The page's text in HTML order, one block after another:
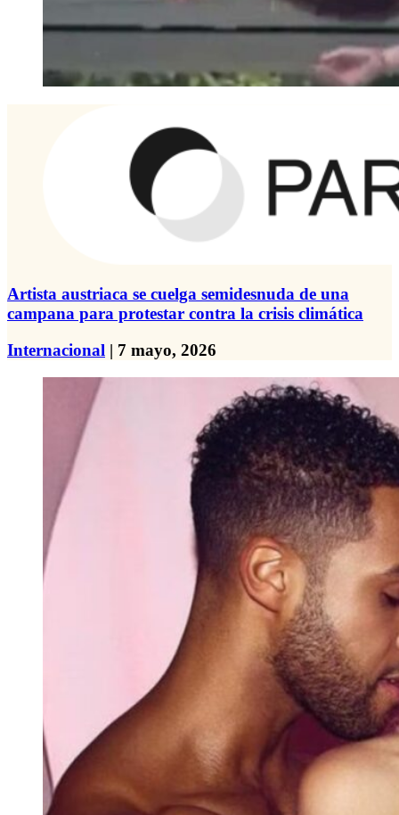
Artista austriaca se cuelga semidesnuda de una
campana para protestar contra la crisis climática
Internacional | 7 mayo, 2026